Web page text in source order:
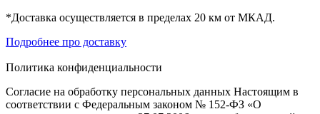
*Доставка осуществляется в пределах 20 км от МКАД.
Подробнее про доставку
Политика конфиденциальности
Согласие на обработку персональных данных Настоящим в
соответствии с Федеральным законом № 152-ФЗ «О